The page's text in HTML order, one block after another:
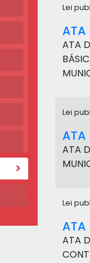
Lei
ATA
ATA
Lei
ATA
ATA
Lei
ATA
ATA